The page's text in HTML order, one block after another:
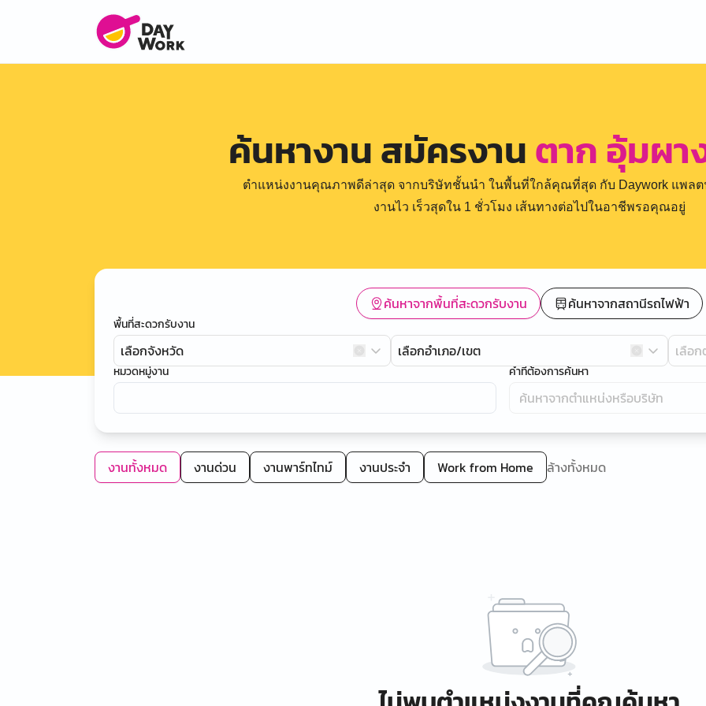
ค้นหางาน สมัครงานตาก อุ้มผา
ตำแหน่งงานคุณภาพดีล่าสุด จากบริษัทชั้นนำ ในพื้นที่ใกล้คุณที่สุด กับ Daywork แพล
งานไว เร็วสุดใน 1 ชั่วโมง เส้นทางต่อไปในอาชีพรอคุณอยู่
ค้นหาจากพื้นที่สะดวกรับงาน ค้นหาจากสถานีรถไฟฟ้า
พื้นที่สะดวกรับงาน
เลือกจังหวัด เลือกอำเภอ/เขต เลือ
หมวดหมู่งาน คำที่ต้องการค้นหา
งานทั้งหมด งานด่วน งานพาร์ทไทม์ งานประจำ Work from Home ล้างทั้งหมด